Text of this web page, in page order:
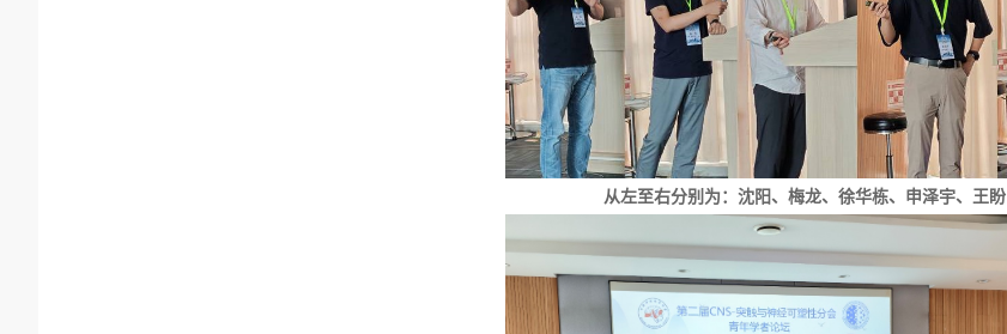
从左至右分别为：沈阳、梅龙、徐华栋、申泽宇、王盼